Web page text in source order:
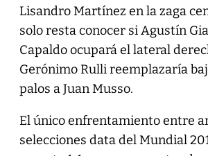
Lisandro Martínez en la zaga
solo resta conocer si Agustín
Capaldo ocupará el lateral
Gerónimo Rulli reemplazaría
palos a Juan Musso.
El único enfrentamiento entre
selecciones data del Mundial